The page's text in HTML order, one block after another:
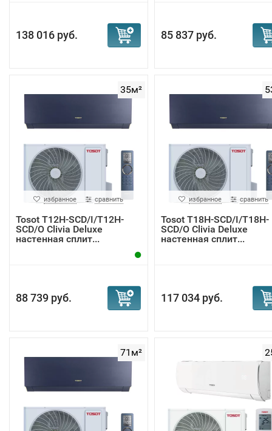
138 016 руб. 85 837 руб.
35м²
избранное сравнить
Tosot T12H-SCD/I/T12H-
SCD/O Clivia Deluxe
настенная сплит...
88 739 руб.
избранное сравнить
Tosot T18H-SCD/I/T18H-
SCD/O Clivia Deluxe
настенная сплит...
117 034 руб.
71м²